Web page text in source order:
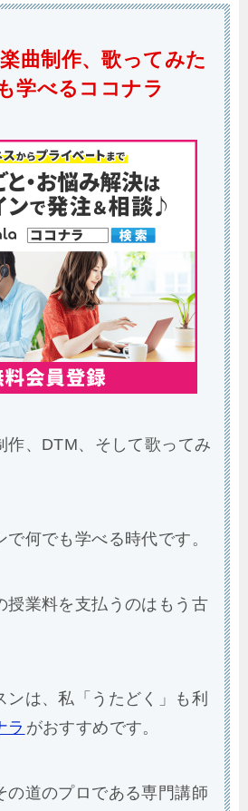
曲制作、歌ってみた
学べるココナラ
作、DTM、そして歌ってみ
何でも学べる時代です。
授業料を支払うのはもう古
ンは、私「うたどく」も利
ラ がおすすめです。
の道のプロである専門講師